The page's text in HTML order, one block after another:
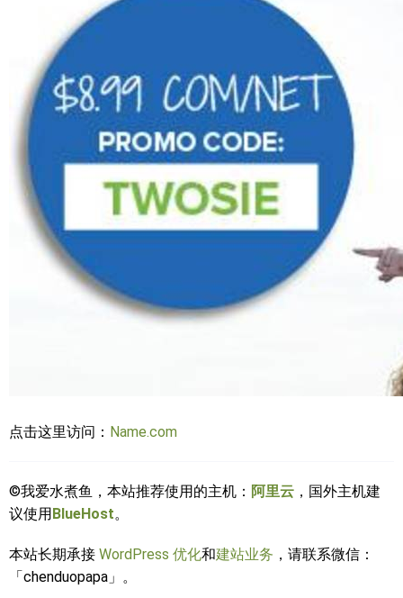
点击这里访问： Name.com
©我爱水煮鱼，本站推荐使用的主机： 阿里云 ，国外主机建
议使用BlueHost。
本站长期承接 WordPress 优化和建站业务 ，请联系微信：
「chenduopapa」。